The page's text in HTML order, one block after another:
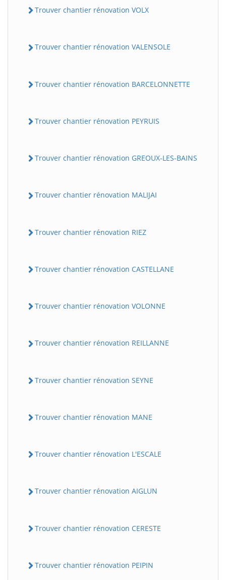
Trouver chantier rénovation VOLX
Trouver chantier rénovation VALENSOLE
Trouver chantier rénovation BARCELONNETTE
Trouver chantier rénovation PEYRUIS
Trouver chantier rénovation GREOUX-LES-BAINS
Trouver chantier rénovation MALIJAI
Trouver chantier rénovation RIEZ
Trouver chantier rénovation CASTELLANE
Trouver chantier rénovation VOLONNE
Trouver chantier rénovation REILLANNE
Trouver chantier rénovation SEYNE
Trouver chantier rénovation MANE
Trouver chantier rénovation L'ESCALE
Trouver chantier rénovation AIGLUN
Trouver chantier rénovation CERESTE
Trouver chantier rénovation PEIPIN